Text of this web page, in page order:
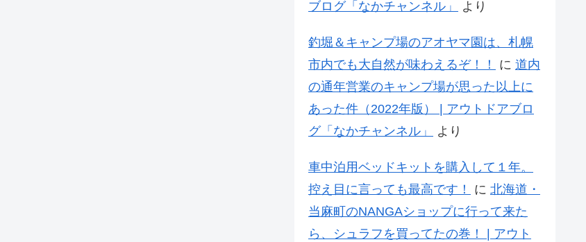
ブログ「なかチャンネル」
より
釣堀＆キャンプ場のアオヤマ園は、札幌
市内でも大自然が味わえるぞ！！
に 道内
の通年営業のキャンプ場が思った以上に
あった件（2022年版） | アウトドアブロ
グ「なかチャンネル」
より
車中泊用ベッドキットを購入して１年。
控え目に言っても最高です！
に 北海道・
当麻町のNANGAショップに行って来た
ら、シュラフを買ってたの巻！ | アウト